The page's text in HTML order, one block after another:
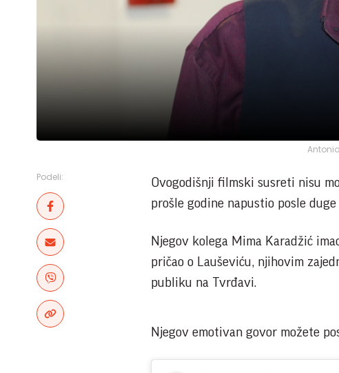
Podeli:
Ovogodišnji filmski susreti nisu
prošle godine napustio posle
Njegov kolega Mima Karadžić
pričao o Lauševiću, njihovim
publiku na Tvrđavi.
Njegov emotivan govor možete